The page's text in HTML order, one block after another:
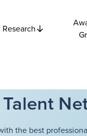
Research
the best